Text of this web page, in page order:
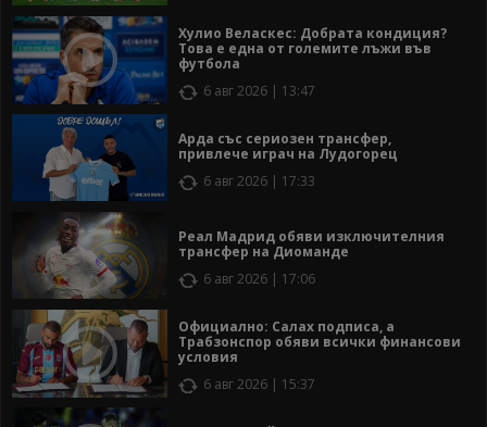
Хулио Веласкес: Добрата кондиция?
Това е една от големите лъжи във
футбола
6 авг 2026 | 13:47
Арда със сериозен трансфер,
привлече играч на Лудогорец
6 авг 2026 | 17:33
Реал Мадрид обяви изключителния
трансфер на Диоманде
6 авг 2026 | 17:06
Официално: Салах подписа, а
Трабзонспор обяви всички финансови
условия
6 авг 2026 | 15:37